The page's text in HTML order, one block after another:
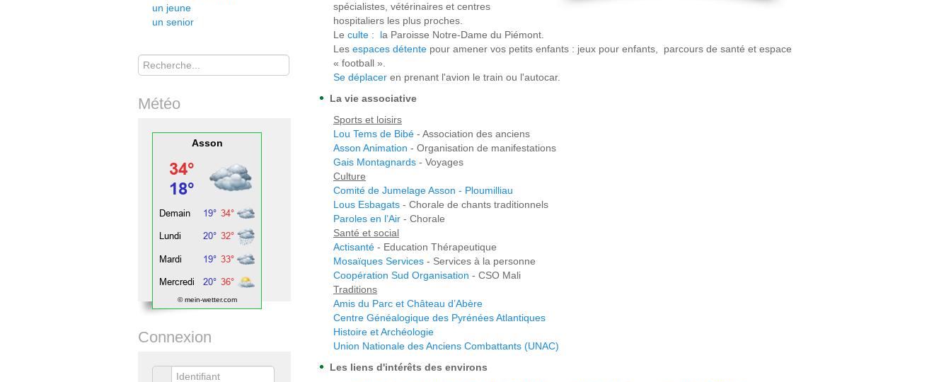
spécialistes, vétérinaires et centres
hospitaliers les plus proches.
Le culte : la Paroisse Notre-Dame du Piémont.
Les espaces détente pour amener vos petits enfants : jeux pour enfants, parcours de santé et espace
« football ».
Se déplacer en prenant l'avion le train ou l'autocar.
La vie associative
Sports et loisirs
Lou Tems de Bibé - Association des anciens
Asson Animation - Organisation de manifestations
Gais Montagnards - Voyages
Culture
Comité de Jumelage Asson - Ploumilliau
Lous Esbagats - Chorale de chants traditionnels
Paroles en l’Air - Chorale
Santé et social
Actisanté - Education Thérapeutique
Mosaïques Services - Services à la personne
Coopération Sud Organisation - CSO Mali
Traditions
Amis du Parc et Château d’Abère
Centre Généalogique des Pyrénées Atlantiques
Histoire et Archéologie
Union Nationale des Anciens Combattants (UNAC)
Les liens d'intérêts des environs
un jeune
un senior
Rechercher
Météo
Asson
© mein-wetter.com
Connexion